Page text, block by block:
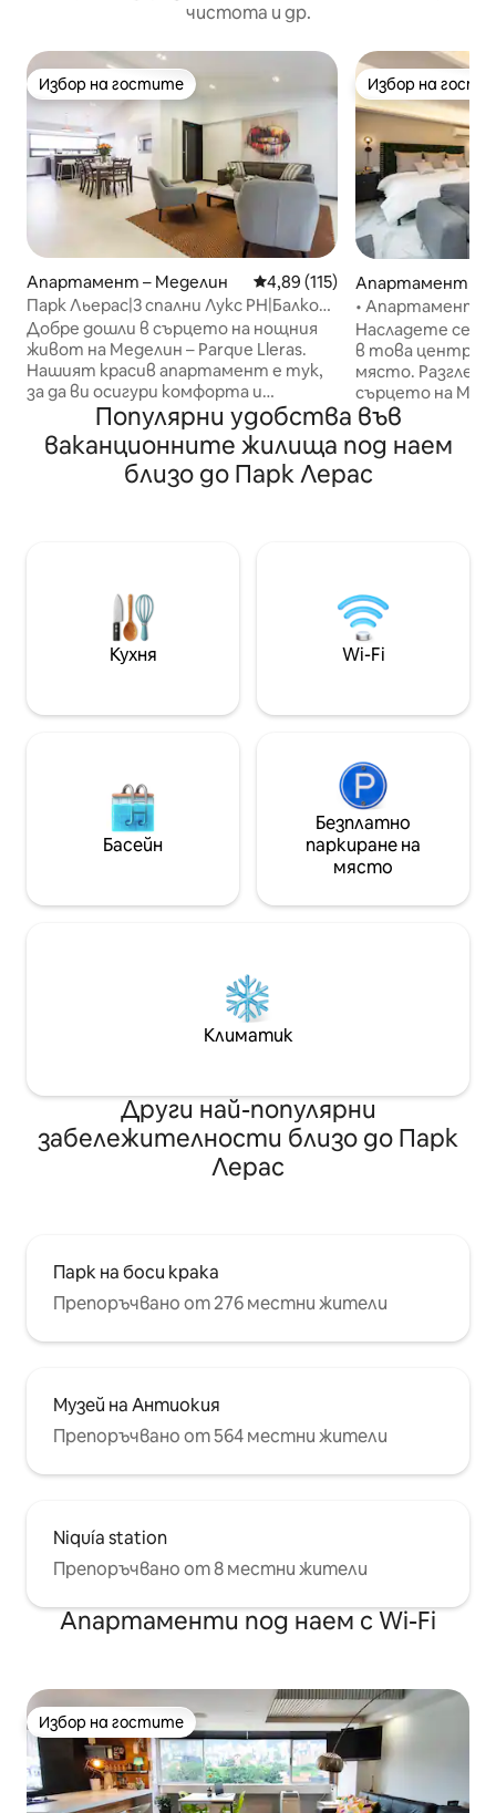
чистота и др.
Избор на гостите
Избор на гостите
Апартамент – Меделин Средна оценка: 4,89 от 5,
4,89 (115)
Парк Льерас|3 спални Лукс PH|Балкон|
Климатик|Най-добър Wi-Fi|
Добре дошли в сърцето на нощния
живот на Меделин – Parque Lleras.
Нашият красив апартамент е тук,
за да ви осигури комфорта и
удобствата, от които се
нуждаете, за да се насладите на най-
доброто изживяване, което
Меделин може да предложи. • На
през цялото време Независимо дали
планирате празник, служебно
пътуване или почивка с приятели,
този апартамент предлага
местоположение.
Избор на
Избор на
Апартамент –
• Апартамент в
Побладо•
Насладете се
в това
място.
сърцето на
пред Parque del
напълно
пространство.
на града и се
ваната,
прозорци!
спокойствие
джунгла. Не
Популярни удобства във
ваканционните жилища под наем
близо до Парк Лерас
Кухня Wi-Fi
Басейн
Безплатно
паркиране на
място
Климатик
Други най-популярни
забележителности близо до Парк
Лерас
Парк на боси крака
Препоръчвано от 276 местни жители
Музей на Антиокия
Препоръчвано от 564 местни жители
Niquía station
Препоръчвано от 8 местни жители
Апартаменти под наем с Wi-Fi
Избор на гостите
Избор на гостите